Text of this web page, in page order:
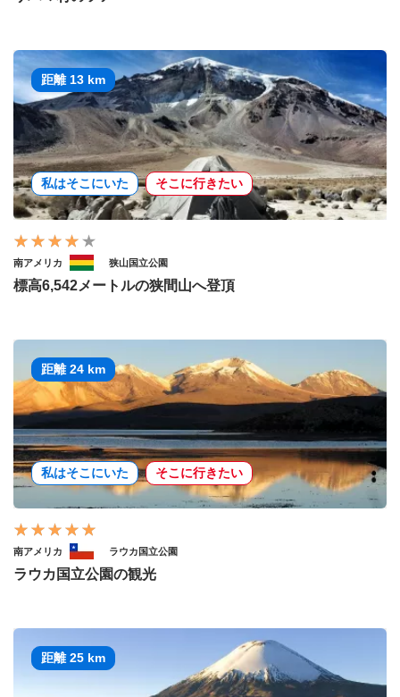
距離 13 km
私はそこにいた そこに行きたい
南アメリカ 狭山国立公園
標高6,542メートルの狭間山へ登頂
距離 24 km
私はそこにいた そこに行きたい
南アメリカ ラウカ国立公園
ラウカ国立公園の観光
距離 25 km